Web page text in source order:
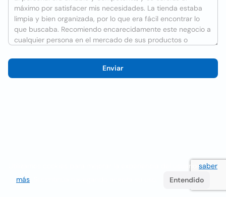
Enviar
Utilizamos cookies para mejorar la experiencia del usuario saber
más
Entendido